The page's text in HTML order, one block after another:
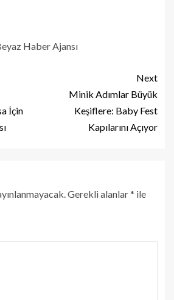
Haber Ajansı
İçin
Next
Minik Adımlar Büyük
Keşiflere: Baby Fest
Kapılarını Açıyor
Gerekli alanlar* ile